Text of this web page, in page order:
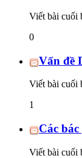
Viết bài cuối
0
Vấn đề
Viết bài cuối
1
Các
Viết bài cuối